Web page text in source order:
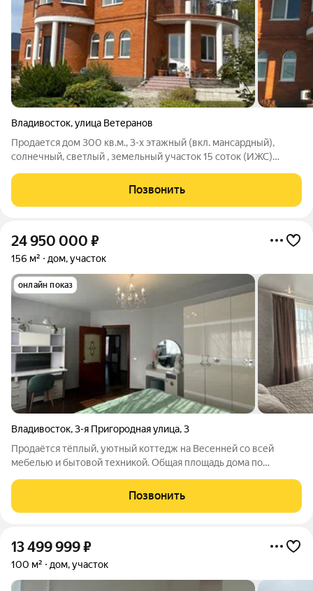
Владивосток,улица Ветеранов
Продается дом 300 кв.м., 3-х этажный (вкл. мансардный),
солнечный, светлый , земельный участок 15 соток (ИЖС)
коттеджи (соседи проживают постоянно). Тишина и свежий
воздух. Вид на море. Фундамент:
Позвонить
24 950 000 ₽
156 м² дом, участок
онлайн показ
Владивосток,3-я Пригородная улица,3
Продаётся тёплый, уютный коттедж на Весенней со всей
мебелью и бытовой техникой. Общая площадь дома по
построен из пенобетонных блоков , утеплитель и
облицовочного кирпича по-ва Ю.Корея.
Позвонить
13 499 999₽
100 м² дом, участок